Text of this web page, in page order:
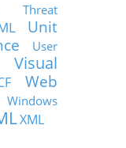
Threat
Unit
User
Visual
Web
Windows
XML